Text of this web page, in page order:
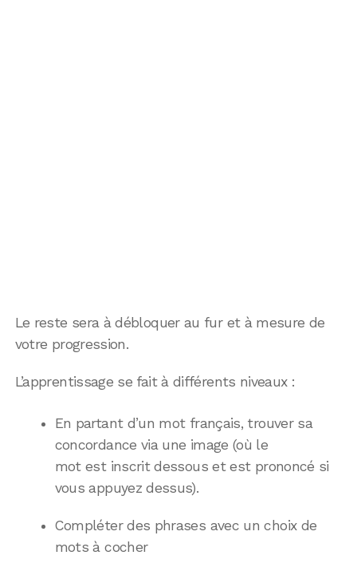
Le reste sera à débloquer au fur et à mesure de
votre progression.
L’apprentissage se fait à différents niveaux :
En partant d’un mot français, trouver sa
concordance via une image (où le
mot est inscrit dessous et est prononcé si
vous appuyez dessus).
Compléter des phrases avec un choix de
mots à cocher